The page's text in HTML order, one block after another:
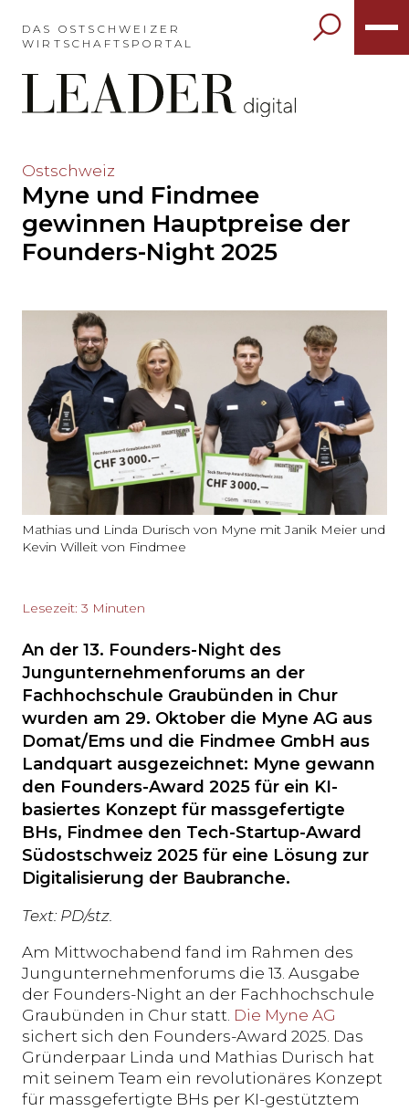
das
Hauptmenü
auslassen
und
Inhalt
springen?
DAS OSTSCHWEIZER
WIRTSCHAFTSPORTAL
Möchten
Hauptinhalt
auslassen
zum
Seitenende
springen?
Ostschweiz
Myne und Findmee
gewinnen Hauptpreise der
Founders-Night 2025
Mathias und Linda Durisch von Myne mit Janik Meier und
Kevin Willeit von Findmee
Lesezeit: 3 Minuten
An der 13. Founders-Night des
Jungunternehmenforums an der
Fachhochschule Graubünden in Chur
wurden am 29. Oktober die Myne AG aus
Domat/Ems und die Findmee GmbH aus
Landquart ausgezeichnet: Myne gewann
den Founders-Award 2025 für ein KI-
basiertes Konzept für massgefertigte
BHs, Findmee den Tech-Startup-Award
Südostschweiz 2025 für eine Lösung zur
Digitalisierung der Baubranche.
Text: PD/stz.
Am Mittwochabend fand im Rahmen des
Jungunternehmenforums die 13. Ausgabe
der Founders-Night an der Fachhochschule
Graubünden in Chur statt. Die Myne AG
sichert sich den Founders-Award 2025. Das
Gründerpaar Linda und Mathias Durisch hat
mit seinem Team ein revolutionäres Konzept
für massgefertigte BHs per KI-gestütztem